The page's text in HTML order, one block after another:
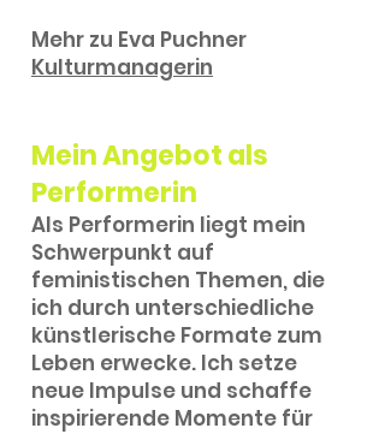
Mehr zu Eva Puchner
Kulturmanagerin
Mein Angebot als
Performerin
Als Performerin liegt mein
Schwerpunkt auf
feministischen Themen, die
ich durch unterschiedliche
künstlerische Formate zum
Leben erwecke. Ich setze
neue Impulse und schaffe
inspirierende Momente für